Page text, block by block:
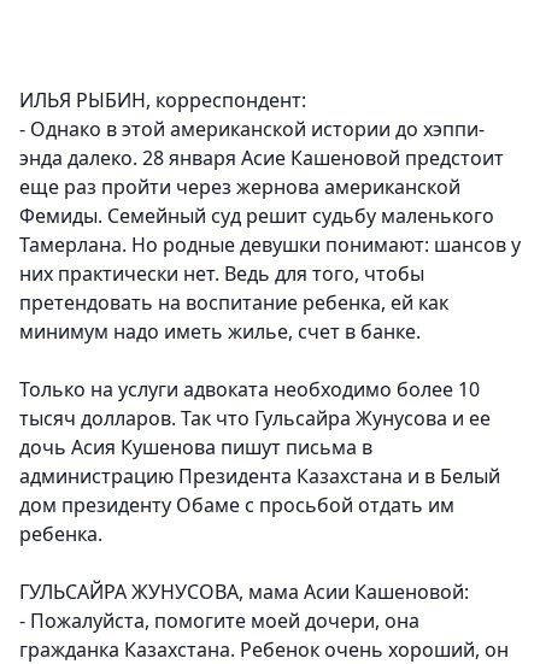
ИЛЬЯ РЫБИН, корреспондент:
- Однако в этой американской истории до хэппи-
энда далеко. 28 января Асие Кашеновой предстоит
еще раз пройти через жернова американской
Фемиды. Семейный суд решит судьбу маленького
Тамерлана. Но родные девушки понимают: шансов у
них практически нет. Ведь для того, чтобы
претендовать на воспитание ребенка, ей как
минимум надо иметь жилье, счет в банке.
Только на услуги адвоката необходимо более 10
тысяч долларов. Так что Гульсайра Жунусова и ее
дочь Асия Кушенова пишут письма в
администрацию Президента Казахстана и в Белый
дом президенту Обаме с просьбой отдать им
ребенка.
ГУЛЬСАЙРА ЖУНУСОВА, мама Асии Кашеновой:
- Пожалуйста, помогите моей дочери, она
гражданка Казахстана. Ребенок очень хороший, он